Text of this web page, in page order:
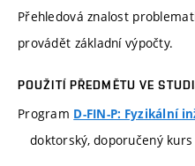
Přehledová znalost
provádět základní výpočty.
POUŽITÍ PŘEDMĚTU VE
Program D-FIN-P: Fyzikální
doktorský, doporučený kurs